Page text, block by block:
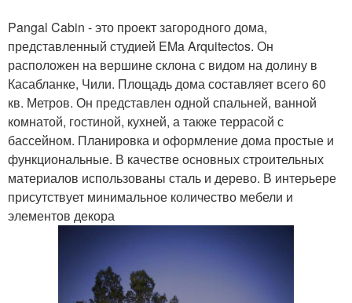
Pangal Cabin - это проект загородного дома,
представленный студией EMa Arquitectos. Он
расположен на вершине склона с видом на долину в
Касабланке, Чили. Площадь дома составляет всего 60
кв. Метров. Он представлен одной спальней, ванной
комнатой, гостиной, кухней, а также террасой с
бассейном. Планировка и оформление дома простые и
функциональные. В качестве основных строительных
материалов использованы сталь и дерево. В интерьере
присутствует минимальное количество мебели и
элементов декора